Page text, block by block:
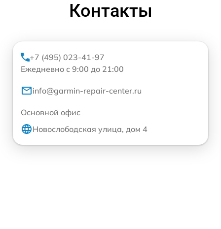
Контакты
+7 (495) 023-41-97
Ежедневно с 9:00 до 21:00
info@garmin-repair-center.ru
Основной офис
Новослободская улица, дом 4